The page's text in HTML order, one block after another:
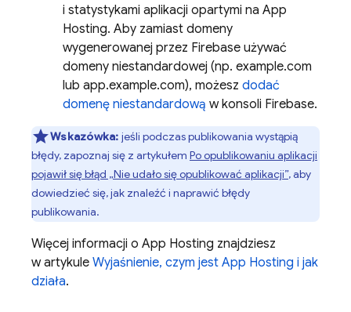
i statystykami aplikacji opartymi na App
Hosting. Aby zamiast domeny
wygenerowanej przez Firebase używać
domeny niestandardowej (np. example.com
lub app.example.com), możesz dodać
domenę niestandardową w konsoli Firebase.
Wskazówka: jeśli podczas publikowania wystąpią
błędy, zapoznaj się z artykułem Po opublikowaniu aplikacji
pojawił się błąd „Nie udało się opublikować aplikacji”, aby
dowiedzieć się, jak znaleźć i naprawić błędy
publikowania.
Więcej informacji o App Hosting znajdziesz
w artykule Wyjaśnienie, czym jest App Hosting i jak
działa.